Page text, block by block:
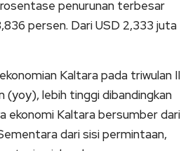
penurunan terbesar
persen. Dari USD 2,333 juta
Kaltara pada triwulan II
(yoy), lebih tinggi dibandingkan
ekonomi Kaltara bersumber dari
dari sisi permintaan,